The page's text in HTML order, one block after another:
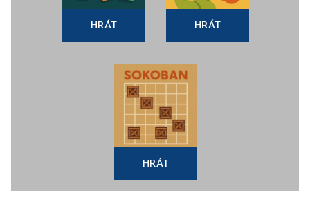
HRÁT HRÁT
HRÁT